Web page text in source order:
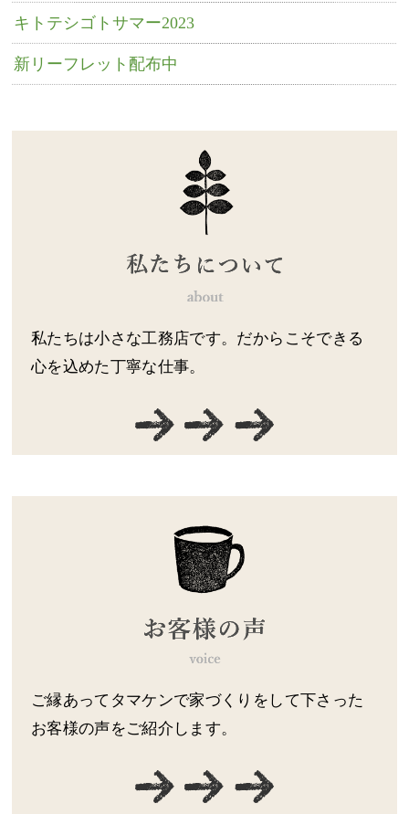
キトテシゴトサマー2023
新リーフレット配布中
私たちは小さな工務店です。だからこそできる
心を込めた丁寧な仕事。
ご縁あってタマケンで家づくりをして下さった
お客様の声をご紹介します。